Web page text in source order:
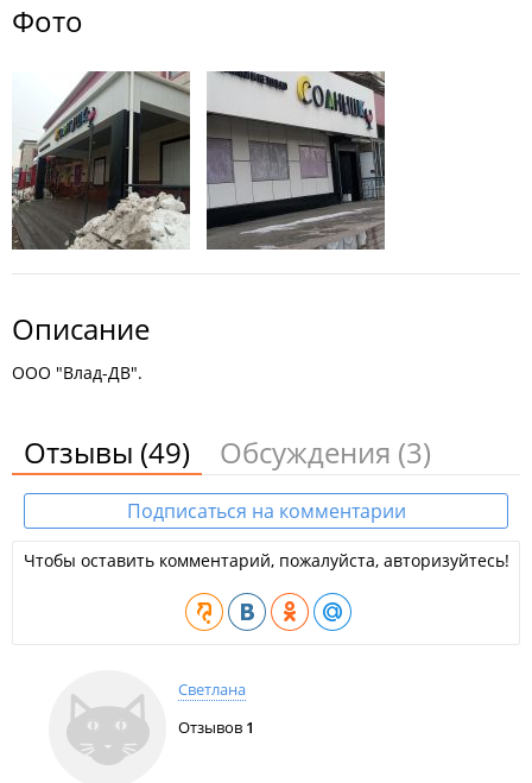
Фото
Описание
ООО "Влад-ДВ".
Отзывы (49) Обсуждения (3)
Подписаться на комментарии
Чтобы оставить комментарий, пожалуйста, авторизуйтесь!
Светлана
Отзывов 1